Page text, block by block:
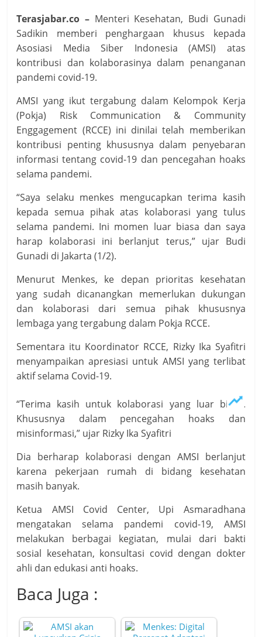
Terasjabar.co – Menteri Kesehatan, Budi Gunadi
Sadikin memberi penghargaan khusus kepada
Asosiasi Media Siber Indonesia (AMSI) atas
kontribusi dan kolaborasinya dalam penanganan
pandemi covid-19.
AMSI yang ikut tergabung dalam Kelompok Kerja
(Pokja) Risk Communication & Community
Enggagement (RCCE) ini dinilai telah memberikan
kontribusi penting khususnya dalam penyebaran
informasi tentang covid-19 dan pencegahan hoaks
selama pandemi.
“Saya selaku menkes mengucapkan terima kasih
kepada semua pihak atas kolaborasi yang tulus
selama pandemi. Ini momen luar biasa dan saya
harap kolaborasi ini berlanjut terus,” ujar Budi
Gunadi di Jakarta (1/2).
Menurut Menkes, ke depan prioritas kesehatan
yang sudah dicanangkan memerlukan dukungan
dan kolaborasi dari semua pihak khususnya
lembaga yang tergabung dalam Pokja RCCE.
Sementara itu Koordinator RCCE, Rizky Ika Syafitri
menyampaikan apresiasi untuk AMSI yang terlibat
aktif selama Covid-19.
“Terima kasih untuk kolaborasi yang luar biasa.
Khususnya dalam pencegahan hoaks dan
misinformasi,” ujar Rizky Ika Syafitri
Dia berharap kolaborasi dengan AMSI berlanjut
karena pekerjaan rumah di bidang kesehatan
masih banyak.
Ketua AMSI Covid Center, Upi Asmaradhana
mengatakan selama pandemi covid-19, AMSI
melakukan berbagai kegiatan, mulai dari bakti
sosial kesehatan, konsultasi covid dengan dokter
ahli dan edukasi anti hoaks.
Baca Juga :